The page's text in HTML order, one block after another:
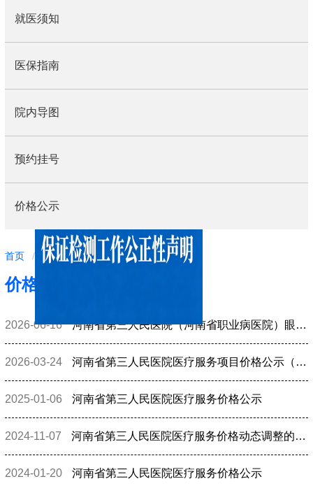
就医须知
医保指南
院内导图
预约挂号
价格公示
导
航
痕
迹
首页 / 就医指南 / 价格公示
价格公示
2026-06-16 河南省第三人民医院（河南省职业病医院）眼科类、美容整形类自主定价收费标准公示
2026-03-24 河南省第三人民医院医疗服务项目价格公示（20260310版）
2025-01-06 河南省第三人民医院医疗服务价格公示
2024-11-07 河南省第三人民医院医疗服务价格动态调整的通知
2024-01-20 河南省第三人民医院医疗服务价格公示